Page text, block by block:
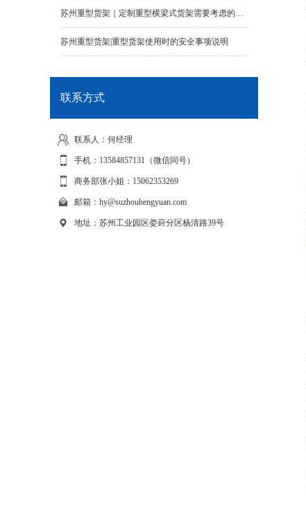
苏州重型货架｜定制重型横梁式货架需要考虑的因素有哪些？
苏州重型货架|重型货架使用时的安全事项说明
联系方式
联系人：何经理
手机：13584857131（微信同号）
商务部张小姐：15062353269
邮箱：hy@suzhouhengyuan.com
地址：苏州工业园区娄葑分区杨清路39号